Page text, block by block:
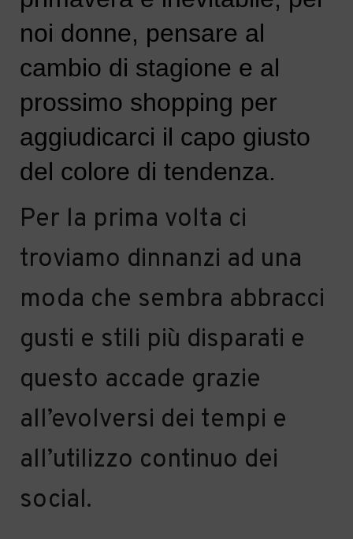
noi donne, pensare al
cambio di stagione e al
prossimo shopping per
aggiudicarci il capo giusto
del colore di tendenza.
Per la prima volta ci
troviamo dinnanzi ad una
moda che sembra abbracci
gusti e stili più disparati e
questo accade grazie
all’evolversi dei tempi e
all’utilizzo continuo dei
social.